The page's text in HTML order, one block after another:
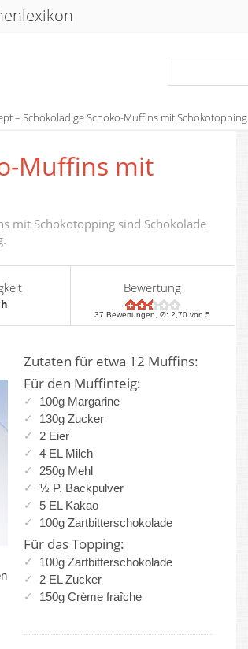
– Schokoladige Schoko-Muffins mit Schokotopping
Muffins mit
mit Schokotopping sind Schokolade
Bewertung
37 Bewertungen, Ø:2,70 von 5
Zutaten für etwa 12 Muffins:
Für den Muffinteig:
100g Margarine
130g Zucker
2 Eier
4 EL Milch
250g Mehl
½ P. Backpulver
5 EL Kakao
100g Zartbitterschokolade
Für das Topping:
100g Zartbitterschokolade
2 EL Zucker
150g Crème fraîche